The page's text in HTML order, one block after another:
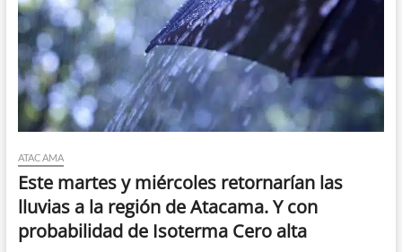
ATACAMA
Este martes y miércoles retornarían las
lluvias a la región de Atacama. Y con
probabilidad de Isoterma Cero alta